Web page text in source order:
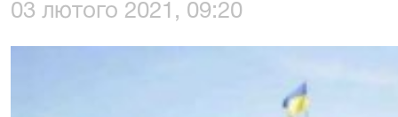
03 лютого 2021, 09:20